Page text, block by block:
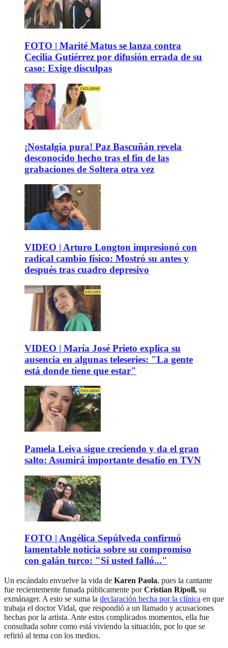
FOTO | Marité Matus se lanza contra
Cecilia Gutiérrez por difusión errada de su
caso: Exige disculpas
¡Nostalgia pura! Paz Bascuñán revela
desconocido hecho tras el fin de las
grabaciones de Soltera otra vez
VIDEO | Arturo Longton impresionó con
radical cambio físico: Mostró su antes y
después tras cuadro depresivo
VIDEO | María José Prieto explica su
ausencia en algunas teleseries: "La gente
está donde tiene que estar"
Pamela Leiva sigue creciendo y da el gran
salto: Asumirá importante desafío en TVN
FOTO | Angélica Sepúlveda confirmó
lamentable noticia sobre su compromiso
con galán turco: "Si usted falló..."
Un escándalo envuelve la vida de Karen Paola, pues la cantante
fue recientemente funada públicamente porCristian Ripoll, su
exmánager. A esto se suma la declaración hecha por la clínica en que
trabaja el doctor Vidal, que respondió a un llamado y acusaciones
hechas por la artista. Ante estos complicados momentos, ella fue
consultada sobre como está viviendo la situación, por lo que se
refirió al tema con los medios.